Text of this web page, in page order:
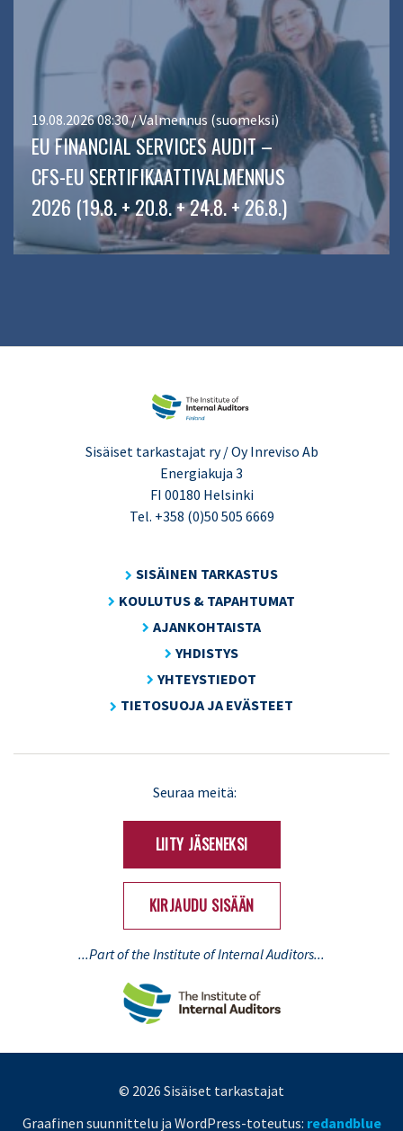
19.08.2026 08:30 / Valmennus (suomeksi)
EU FINANCIAL SERVICES AUDIT –
CFS-EU SERTIFIKAATTIVALMENNUS
2026 (19.8. + 20.8. + 24.8. + 26.8.)
Sisäiset tarkastajat ry / Oy Inreviso Ab
Energiakuja 3
FI 00180 Helsinki
Tel. +358 (0)50 505 6669
SISÄINEN TARKASTUS
KOULUTUS & TAPAHTUMAT
AJANKOHTAISTA
YHDISTYS
YHTEYSTIEDOT
TIETOSUOJA JA EVÄSTEET
Seuraa meitä:
LIITY JÄSENEKSI
KIRJAUDU SISÄÄN
...Part of the Institute of Internal Auditors...
© 2026 Sisäiset tarkastajat
Graafinen suunnittelu ja WordPress-toteutus: redandblue